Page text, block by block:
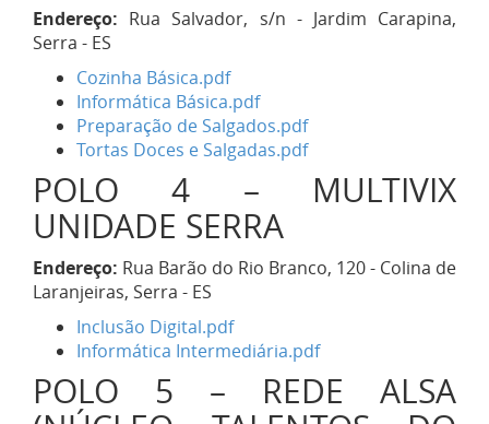
Endereço: Rua Salvador, s/n - Jardim Carapina,
Serra - ES
Cozinha Básica.pdf
Informática Básica.pdf
Preparação de Salgados.pdf
Tortas Doces e Salgadas.pdf
POLO 4 – MULTIVIX
UNIDADE SERRA
Endereço: Rua Barão do Rio Branco, 120 - Colina de
Laranjeiras, Serra - ES
Inclusão Digital.pdf
Informática Intermediária.pdf
POLO 5 – REDE ALSA